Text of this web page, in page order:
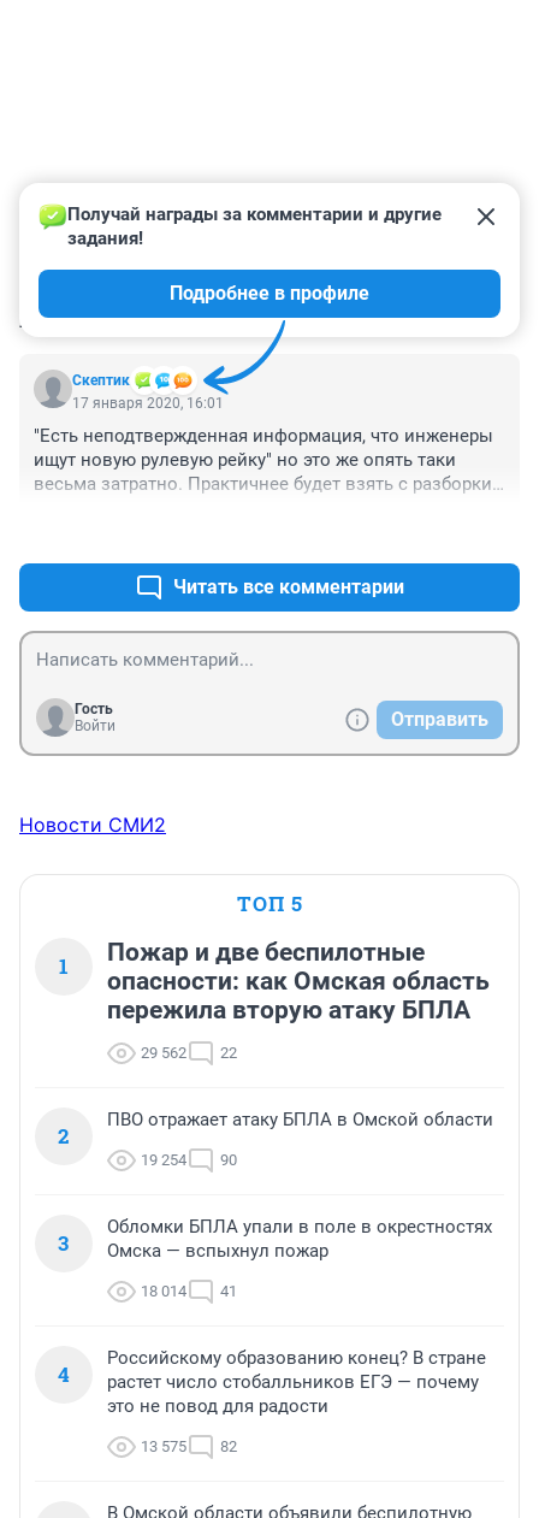
КОММЕНТАРИИ 1
Скептик
Получай награды за комментарии и другие
задания!
Подробнее в профиле
17 января 2020, 16:01
"Есть неподтвержденная информация, что инженеры
ищут новую рулевую рейку" но это же опять таки
весьма затратно. Практичнее будет взять с разборки
Читать все комментарии
Гость
Войти
Отправить
Новости СМИ2
ТОП 5
1
Пожар и две беспилотные
опасности: как Омская область
пережила вторую атаку БПЛА
29 562 22
2
ПВО отражает атаку БПЛА в Омской области
19 254 90
3
Обломки БПЛА упали в поле в окрестностях
Омска — вспыхнул пожар
18 014 41
4
Российскому образованию конец? В стране
растет число стобалльников ЕГЭ — почему
это не повод для радости
13 575 82
В Омской области объявили беспилотную